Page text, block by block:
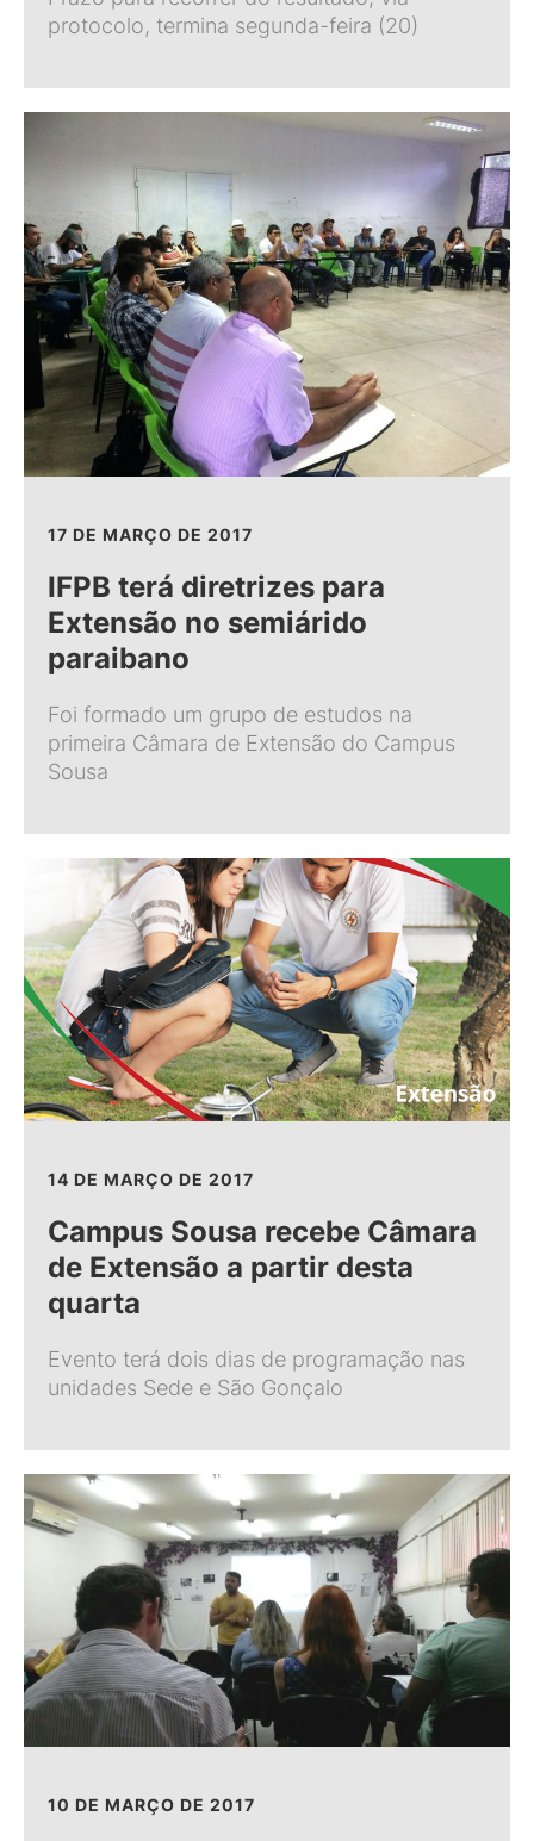
protocolo, termina segunda-feira (20)
17 DE MARÇO DE 2017
IFPB terá diretrizes para
Extensão no semiárido
paraibano
Foi formado um grupo de estudos na
primeira Câmara de Extensão do Campus
Sousa
14 DE MARÇO DE 2017
Campus Sousa recebe Câmara
de Extensão a partir desta
quarta
Evento terá dois dias de programação nas
unidades Sede e São Gonçalo
10 DE MARÇO DE 2017